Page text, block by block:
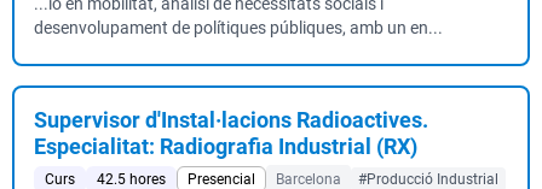
desenvolupament de polítiques públiques, amb un en...
Supervisor d'Instal·lacions Radioactives.
Especialitat: Radiografia Industrial (RX)
Curs 42.5 hores Presencial Barcelona #Producció Industrial